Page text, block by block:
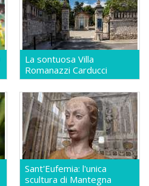
La sontuosa Villa
Romanazzi Carducci
Sant'Eufemia: l'unica
scultura di Mantegna